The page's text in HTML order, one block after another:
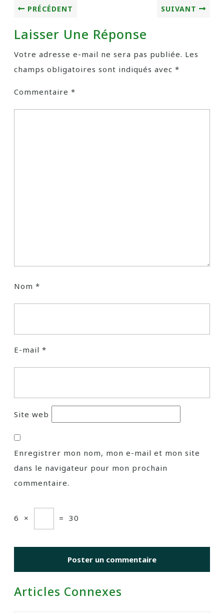
PRÉCÉDENT SUIVANT
Laisser Une Réponse
Votre adresse e-mail ne sera pas publiée. Les
champs obligatoires sont indiqués avec *
Commentaire *
Nom *
E-mail *
Site web
Enregistrer mon nom, mon e-mail et mon site
dans le navigateur pour mon prochain
commentaire.
6 × = 30
Articles Connexes